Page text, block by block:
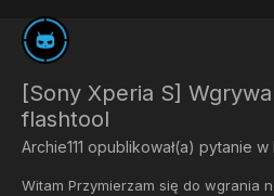
[Sony Xperia S]
flashtool
Archie111 opublikował(a) pytanie w
Witam Przymierzam się do wgrania